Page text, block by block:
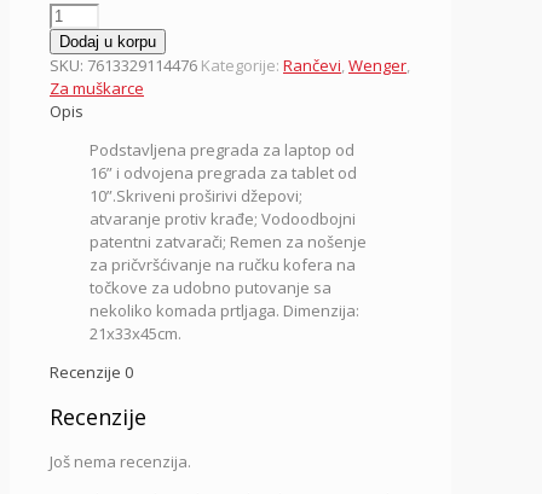
Ranac
za
laptop
16"
Professional
611641,
Wenger
količina
Dodaj u korpu
SKU: 7613329114476 Kategorije: Rančevi,Wenger,
Za muškarce
Opis
Podstavljena pregrada za laptop od
16” i odvojena pregrada za tablet od
10”.Skriveni proširivi džepovi;
atvaranje protiv krađe; Vodoodbojni
patentni zatvarači; Remen za nošenje
za pričvršćivanje na ručku kofera na
točkove za udobno putovanje sa
nekoliko komada prtljaga. Dimenzija:
21x33x45cm.
Recenzije 0
Recenzije
Još nema recenzija.